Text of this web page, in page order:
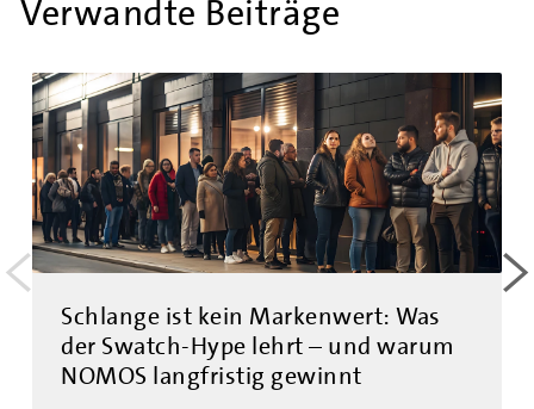
Verwandte Beiträge
Schlange ist kein Markenwert: Was
der Swatch-Hype lehrt – und warum
NOMOS langfristig gewinnt
< >